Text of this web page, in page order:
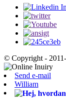
© Copyright -
Send e-mail
William